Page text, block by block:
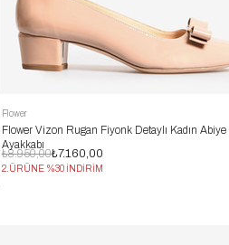
Flower
Flower Vizon Rugan Fiyonk Detaylı Kadın Abiye
Ayakkabı
₺7.160,00
₺8.950,00
2.ÜRÜNE %30 İNDİRİM